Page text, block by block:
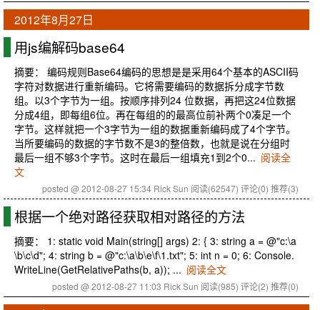
2012年8月27日
用js编解码base64
摘要： 编码规则Base64编码的思想是是采用64个基本的ASCII码
字符对数据进行重新编码。它将需要编码的数据拆分成字节数
组。以3个字节为一组。按顺序排列24 位数据，再把这24位数据
分成4组，即每组6位。再在每组的的最高位前补两个0凑足一个
字节。这样就把一个3字节为一组的数据重新编码成了4个字节。
当所要编码的数据的字节数不是3的整倍数，也就是说在分组时
最后一组不够3个字节。这时在最后一组填充1到2个0... 阅读全
文
posted @ 2012-08-27 15:34 Rick Sun 阅读(62547) 评论(0) 推荐(3)
根据一个绝对路径获取相对路径的方法
摘要： 1: static void Main(string[] args) 2: { 3: string a = @"c:\a
\b\c\d"; 4: string b = @"c:\a\b\e\f\1.txt"; 5: int n = 0; 6: Console.
WriteLine(GetRelativePaths(b, a)); ... 阅读全文
posted @ 2012-08-27 11:03 Rick Sun 阅读(985) 评论(2) 推荐(0)